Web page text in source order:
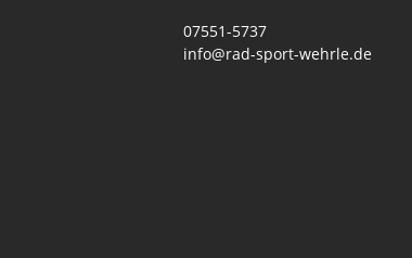
07551-5737
info@rad-sport-wehrle.de